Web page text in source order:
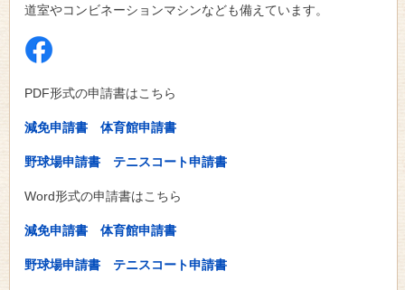
道室やコンビネーションマシンなども備えています。
PDF形式の申請書はこちら
減免申請書 体育館申請書
野球場申請書 テニスコート申請書
Word形式の申請書はこちら
減免申請書 体育館申請書
野球場申請書 テニスコート申請書